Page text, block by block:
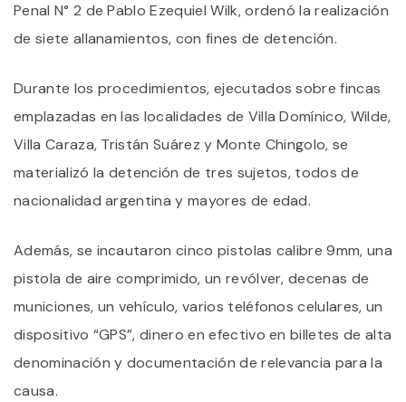
Penal N° 2 de Pablo Ezequiel Wilk, ordenó la realización
de siete allanamientos, con fines de detención.
Durante los procedimientos, ejecutados sobre fincas
emplazadas en las localidades de Villa Domínico, Wilde,
Villa Caraza, Tristán Suárez y Monte Chingolo, se
materializó la detención de tres sujetos, todos de
nacionalidad argentina y mayores de edad.
Además, se incautaron cinco pistolas calibre 9mm, una
pistola de aire comprimido, un revólver, decenas de
municiones, un vehículo, varios teléfonos celulares, un
dispositivo “GPS”, dinero en efectivo en billetes de alta
denominación y documentación de relevancia para la
causa.